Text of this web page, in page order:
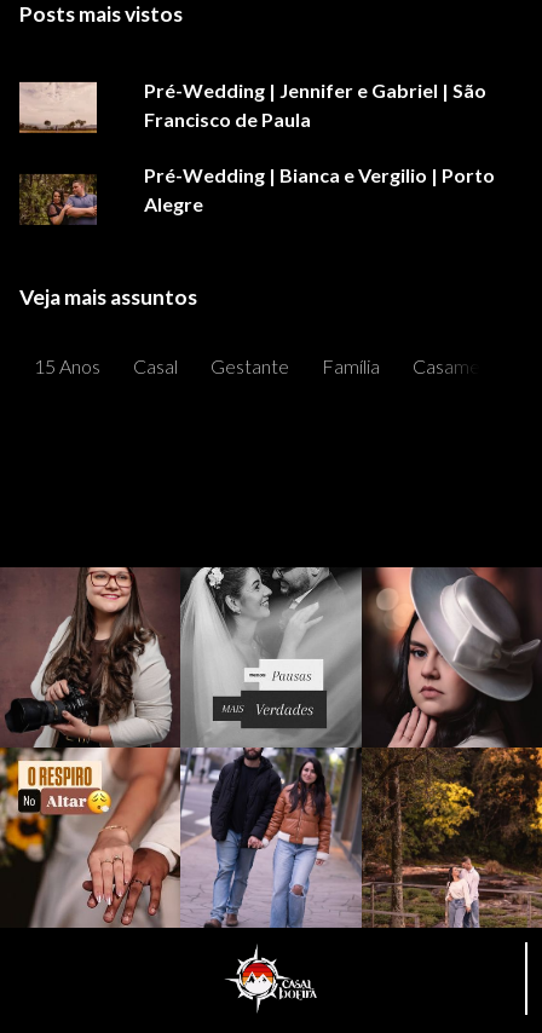
Posts mais vistos
Pré-Wedding | Jennifer e Gabriel | São
Francisco de Paula
Pré-Wedding | Bianca e Vergilio | Porto
Alegre
Veja mais assuntos
15 Anos Casal Gestante Família Casamentos